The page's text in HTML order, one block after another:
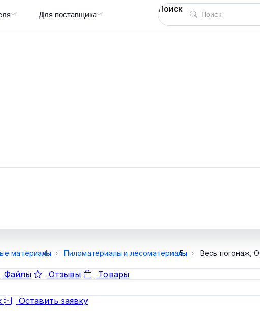
Для поставщика
Поиск
материалы Пиломатериалы и лесоматериалы Весь погонаж,
Файлы Отзывы Товары
Оставить заявку